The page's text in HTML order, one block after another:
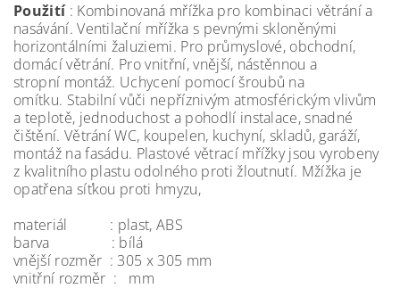
Použití : Kombinovaná mřížka pro kombinaci větrání a
nasávání. Ventilační mřížka s pevnými skloněnými
horizontálními žaluziemi. Pro průmyslové, obchodní,
domácí větrání. Pro vnitřní, vnější, nástěnnou a
stropní montáž. Uchycení pomocí šroubů na
omítku. Stabilní vůči nepříznivým atmosférickým vlivům
a teplotě, jednoduchost a pohodlí instalace, snadné
čištění. Větrání WC, koupelen, kuchyní, skladů, garáží,
montáž na fasádu. Plastové větrací mřížky jsou vyrobeny
z kvalitního plastu odolného proti žloutnutí. Mžížka je
opatřena síťkou proti hmyzu,
materiál : plast, ABS
barva : bílá
vnější rozměr : 305 x 305 mm
vnitřní rozměr : mm